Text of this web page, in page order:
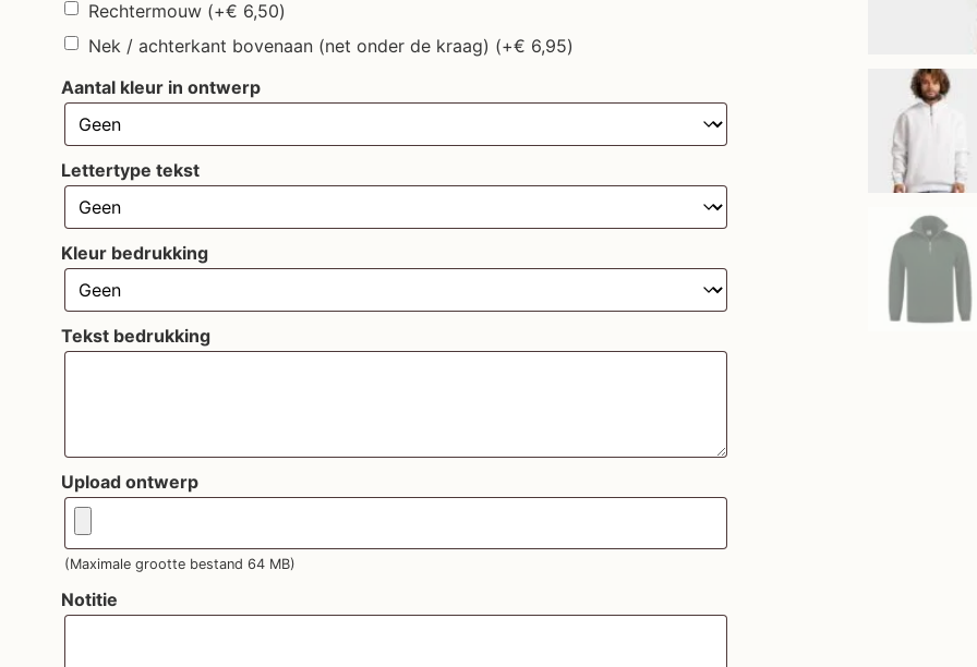
Rechtermouw (+€ 6,50)
Nek / achterkant bovenaan (net onder de kraag) (+€ 6,95)
Aantal kleur in ontwerp
Lettertype tekst
Kleur bedrukking
Tekst bedrukking
Upload ontwerp
(Maximale grootte bestand 64 MB)
Notitie